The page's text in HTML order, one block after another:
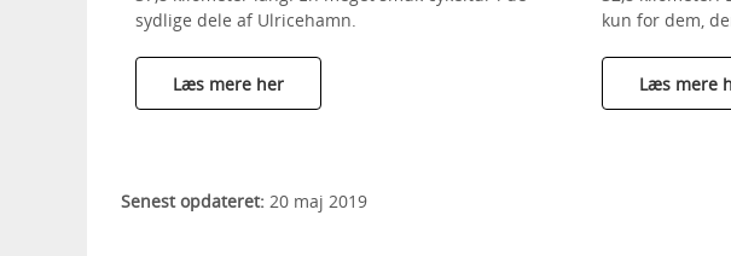
sydlige dele af Ulricehamn.
Læs mere her
kun for dem,
Læs mere
Senest opdateret: 20 maj 2019